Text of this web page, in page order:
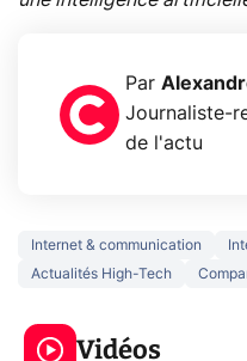
Par
Journaliste-
de l'actu
Internet & communication
Actualités High-Tech
Vidéos
5 générations
jeux dans la
prochaine Xbox